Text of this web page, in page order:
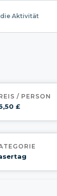
Aktivität
/ PERSON
£